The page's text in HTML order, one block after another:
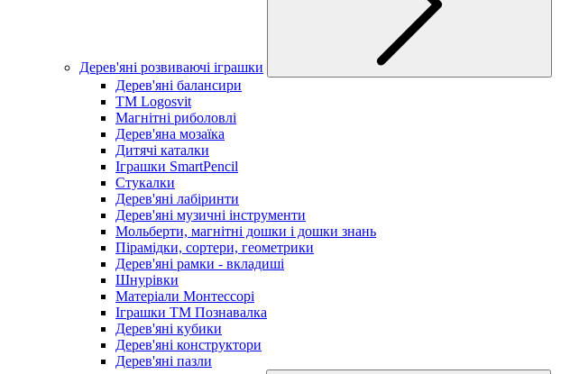
Дерев'яні розвиваючі іграшки
Дерев'яні балансири
TM Logosvit
Магнітні риболовлі
Дерев'яна мозаїка
Дитячі каталки
Іграшки SmartPencil
Стукалки
Дерев'яні лабіринти
Дерев'яні музичні інструменти
Мольберти, магнітні дошки і дошки знань
Пірамідки, сортери, геометрики
Дерев'яні рамки - вкладиші
Шнурівки
Матеріали Монтессорі
Іграшки ТМ Познавалка
Дерев'яні кубики
Дерев'яні конструктори
Дерев'яні пазли